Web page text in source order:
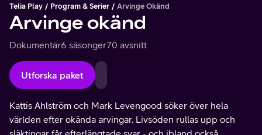
Telia Play Program & Serier Arvinge Okänd
Arvinge okänd
Dokumentär6 säsonger70 avsnitt
Utforska paket
Kattis Ahlström och Mark Levengood söker över hela
världen efter okända arvingar. Livsöden rullas upp och